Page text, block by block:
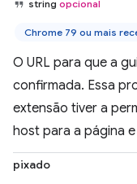
string opcional
Chrome 79 ou mais
O URL para que a
confirmada. Essa
extensão tiver a
host para a página
pixado